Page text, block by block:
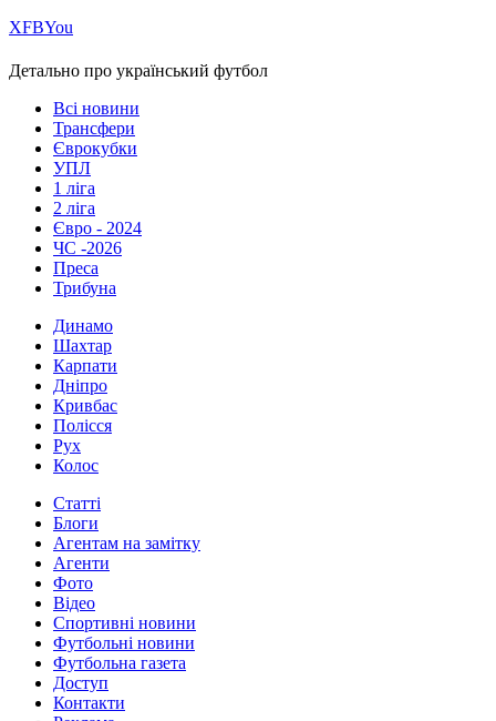
ХFBYou
Детально про український футбол
Всі новини
Трансфери
Єврокубки
УПЛ
1 ліга
2 ліга
Євро - 2024
ЧС -2026
Преса
Трибуна
Динамо
Шахтар
Карпати
Дніпро
Кривбас
Полісся
Рух
Колос
Статті
Блоги
Агентам на замітку
Агенти
Фото
Відео
Спортивні новини
Футбольні новини
Футбольна газета
Доступ
Контакти